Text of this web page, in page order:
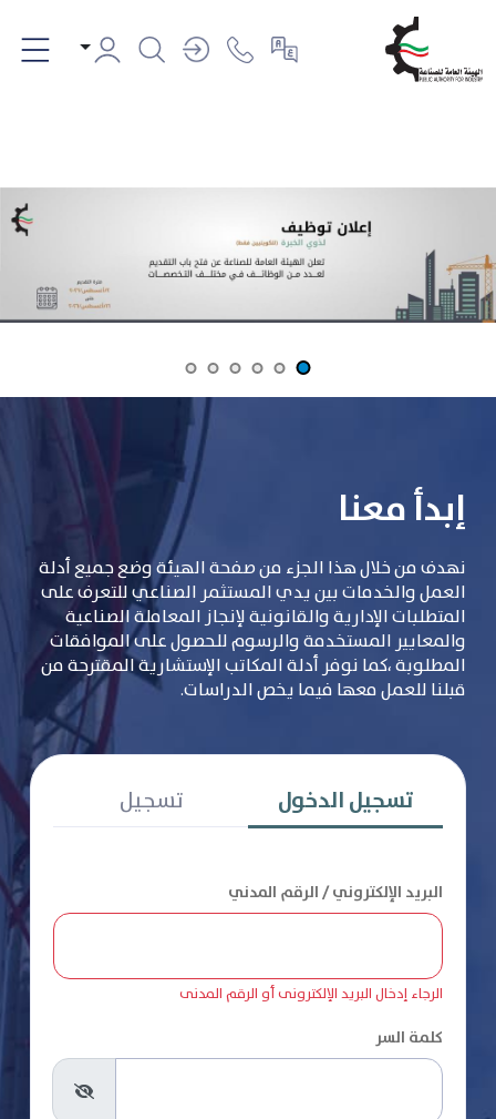
إبدأ معنا
نهدف من خلال هذا الجزء من صفحة الهيئة وضع جميع أدلة
العمل والخدمات بين يدي المستثمر الصناعي للتعرف على
المتطلبات الإدارية والقانونية لإنجاز المعاملة الصناعية
والمعايير المستخدمة والرسوم للحصول على الموافقات
المطلوبة ،كما نوفر أدلة المكاتب الإستشارية المقترحة من
قبلنا للعمل معها فيما يخص الدراسات.
تسجيل الدخول تسجيل
البريد الإلكتروني / الرقم المدني
الرجاء إدخال البريد الإلكترونى أو الرقم المدنى
كلمة السر